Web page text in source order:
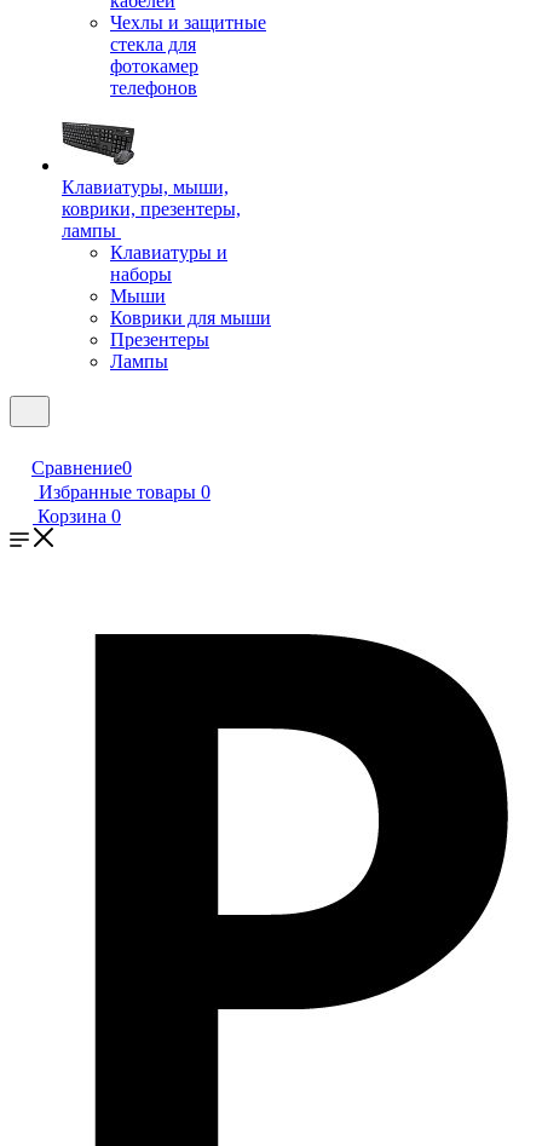
Чехлы и защитные
стекла для
фотокамер
телефонов
Клавиатуры, мыши,
коврики, презентеры,
лампы
Клавиатуры и
наборы
Мыши
Коврики для мыши
Презентеры
Лампы
Сравнение0
Избранные товары 0
Корзина 0